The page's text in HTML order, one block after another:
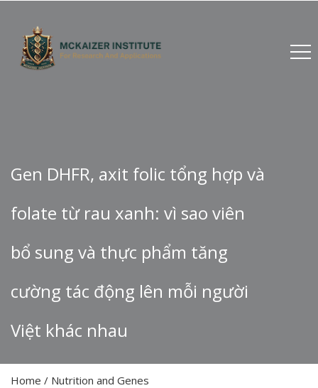
Gen DHFR, axit folic tổng hợp và
folate từ rau xanh: vì sao viên
bổ sung và thực phẩm tăng
cường tác động lên mỗi người
Việt khác nhau
Home / Nutrition and Genes